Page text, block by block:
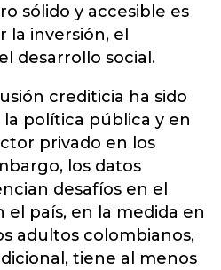
sólido y accesible es
inversión, el
desarrollo social.
crediticia ha sido
política pública y en
privado en los
los datos
desafíos en el
el país, en la medida en
adultos colombianos,
tiene al menos